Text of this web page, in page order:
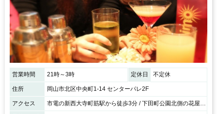
営業時間 21時～3時 定休日 不定休
住所 岡山市北区中央町1-14 センターパレ2F
アクセス 市電の新西大寺町筋駅から徒歩3分 / 下田町公園北側の花屋さんの隣のビルの２Ｆ